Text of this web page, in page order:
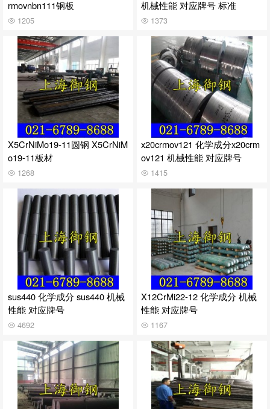
rmovnbn111钢板
1205
机械性能 对应牌号 标准
1373
X5CrNiMo19-11圆钢 X5CrNiM
o19-11板材
1268
x20crmov121 化学成分x20crm
ov121 机械性能 对应牌号
1415
sus440 化学成分 sus440 机械
性能 对应牌号
4692
X12CrMi22-12 化学成分 机械
性能 对应牌号
1167